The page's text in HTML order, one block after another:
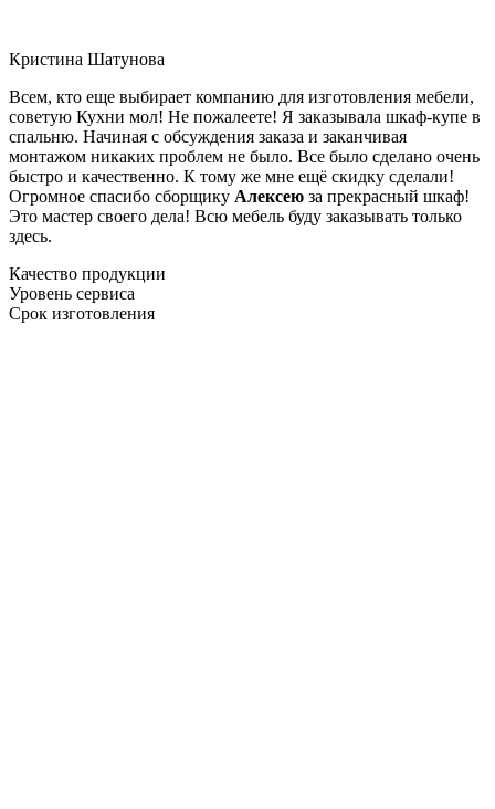
Кристина Шатунова
Всем, кто еще выбирает компанию для изготовления мебели,
советую Кухни мол! Не пожалеете! Я заказывала шкаф-купе в
спальню. Начиная с обсуждения заказа и заканчивая
монтажом никаких проблем не было. Все было сделано очень
быстро и качественно. К тому же мне ещё скидку сделали!
Огромное спасибо сборщику Алексею за прекрасный шкаф!
Это мастер своего дела! Всю мебель буду заказывать только
здесь.
Качество продукции
Уровень сервиса
Срок изготовления